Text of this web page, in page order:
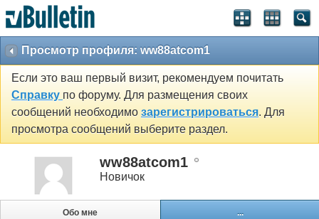
Просмотр профиля: ww88atcom1
Если это ваш первый визит, рекомендуем почитать
Справку по форуму. Для размещения своих
сообщений необходимо зарегистрироваться. Для
просмотра сообщений выберите раздел.
ww88atcom1
Новичок
Обо мне ...